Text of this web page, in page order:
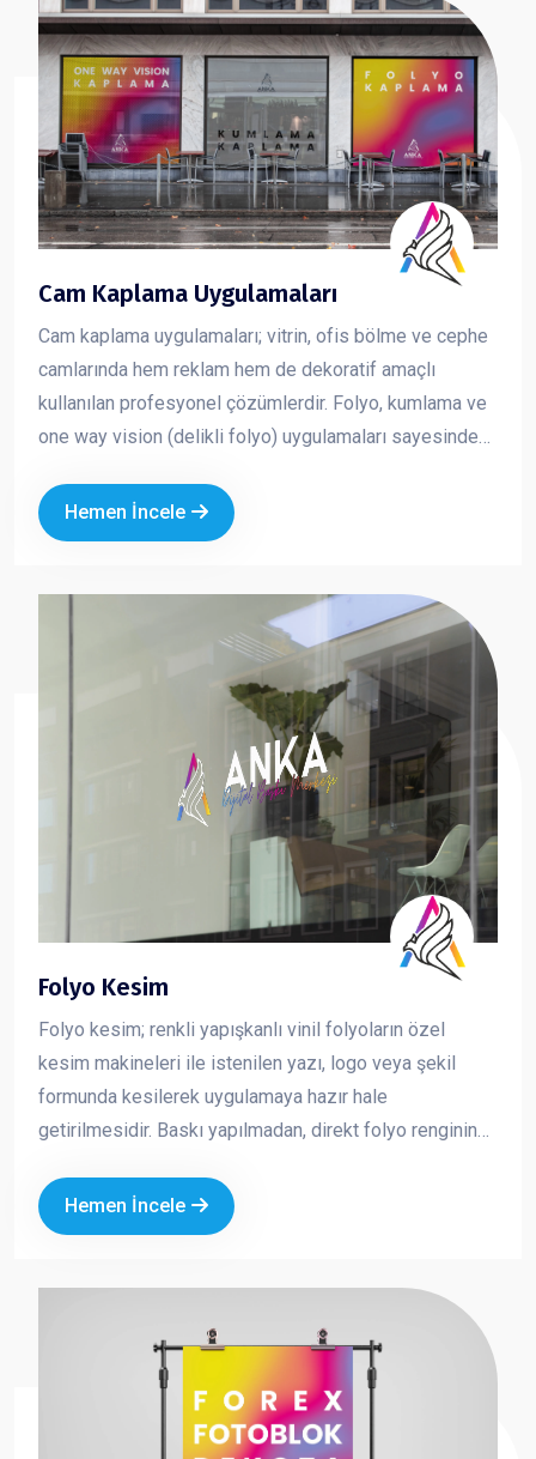
Cam Kaplama Uygulamaları
Cam kaplama uygulamaları; vitrin, ofis bölme ve cephe
camlarında hem reklam hem de dekoratif amaçlı
kullanılan profesyonel çözümlerdir. Folyo, kumlama ve
one way vision (delikli folyo) uygulamaları sayesinde
mahremiyet ve güneş kontrolü sağlayabilirsiniz.
Hemen İncele
Folyo Kesim
Folyo kesim; renkli yapışkanlı vinil folyoların özel
kesim makineleri ile istenilen yazı, logo veya şekil
formunda kesilerek uygulamaya hazır hale
getirilmesidir. Baskı yapılmadan, direkt folyo renginin
görünüm sunar. Özellikle cam, vitrin, araç ve tabela
uygulamalarında tercih edilen folyo kesim, markanızın
Hemen İncele